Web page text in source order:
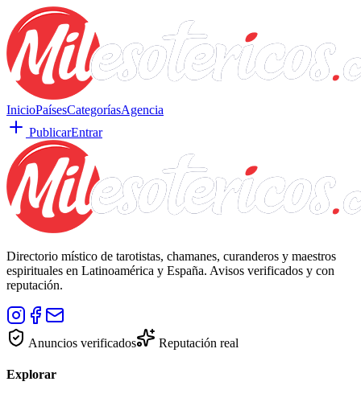
InicioPaísesCategoríasAgencia
PublicarEntrar
Directorio místico de tarotistas, chamanes, curanderos y maestros
espirituales en Latinoamérica y España. Avisos verificados y con
reputación.
Anuncios verificados Reputación real
Explorar